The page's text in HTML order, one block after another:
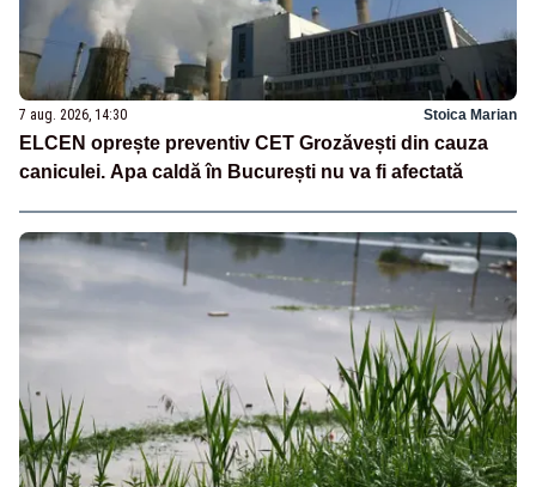
7 aug. 2026, 14:30 Stoica Marian
ELCEN oprește preventiv CET Grozăvești din cauza
caniculei. Apa caldă în București nu va fi afectată